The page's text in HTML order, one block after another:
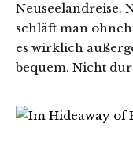
Neuseelandreise.
schläft man
es wirklich
bequem. Nicht